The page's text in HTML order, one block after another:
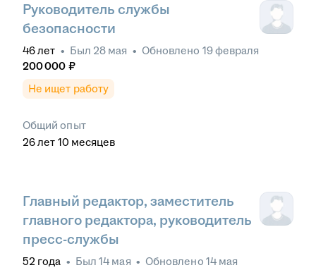
Руководитель службы
безопасности
46лет • Был 28 мая • Обновлено 19 февраля
200 000 ₽
Не ищет работу
Общий опыт
26лет 10 месяцев
Главный редактор, заместитель
главного редактора, руководитель
пресс-службы
52 года • Был 14 мая • Обновлено 14 мая